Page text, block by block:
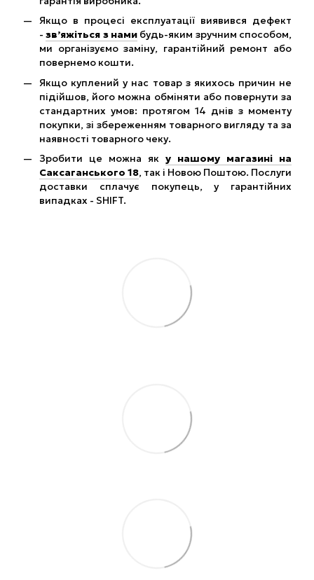
Якщо в процесі експлуатації виявився дефект
-зв’яжіться з нами будь-яким зручним способом,
ми організуємо заміну, гарантійний ремонт або
повернемо кошти.
Якщо куплений у нас товар з якихось причин не
підійшов, його можна обміняти або повернути за
стандартних умов: протягом 14 днів з моменту
покупки, зі збереженням товарного вигляду та за
наявності товарного чеку.
Зробити це можна як у нашому магазині на
Саксаганського 18, так і Новою Поштою. Послуги
доставки сплачує покупець, у гарантійних
випадках - SHIFT.